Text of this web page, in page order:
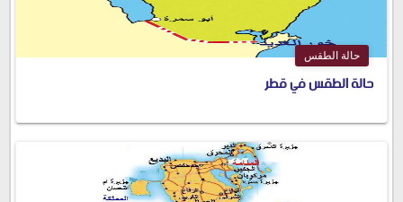
حالة الطقس
حالة الطقس في قطر